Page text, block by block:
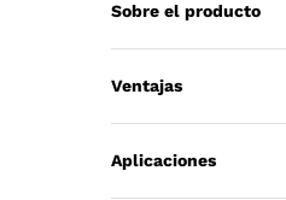
Sobre el producto
Ventajas
Aplicaciones